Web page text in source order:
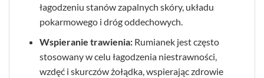
łagodzeniu stanów zapalnych skóry, układu
pokarmowego i dróg oddechowych.
Wspieranie trawienia:Rumianek jest często
stosowany w celu łagodzenia niestrawności,
wzdęć i skurczów żołądka, wspierając zdrowie